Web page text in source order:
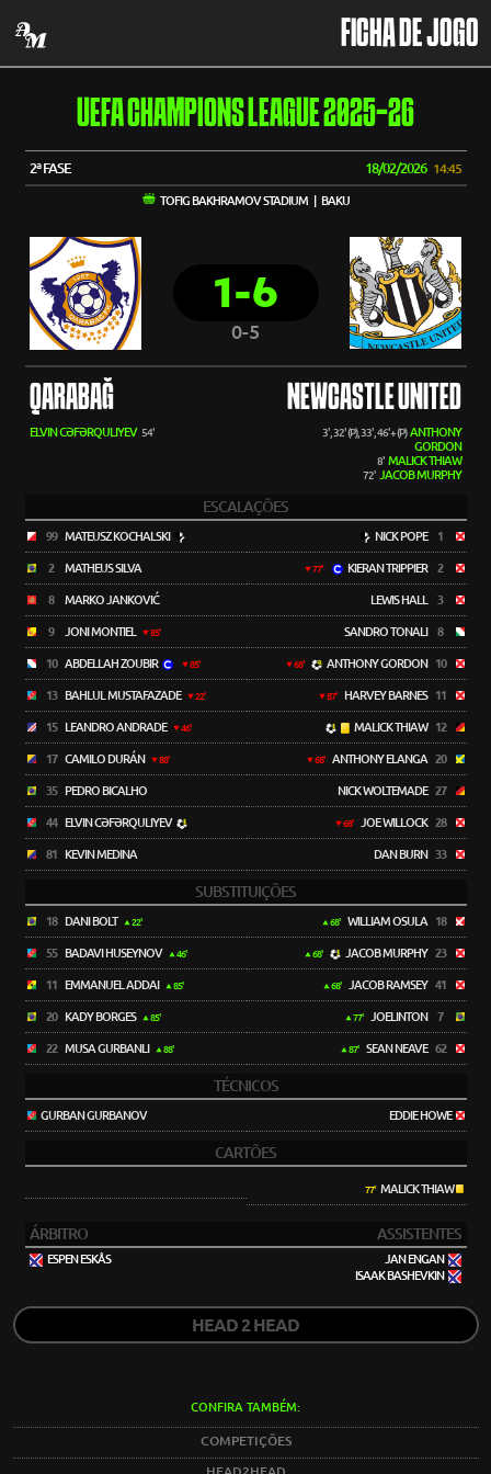
FICHA DE JOGO
UEFA CHAMPIONS LEAGUE 2025-26
2ª FASE 18/02/2026 14:45
TOFIG BAKHRAMOV STADIUM | BAKU
1-6
0-5
QARABAĞ NEWCASTLE UNITED
ELVIN CƏFƏRQULIYEV 54' 3', 32' (P), 33', 46'+ (P)ANTHONY
GORDON
8' MALICK THIAW
72' JACOB MURPHY
ESCALAÇÕES
99 MATEUSZ KOCHALSKI
2 MATHEUS SILVA
8 MARKO JANKOVIĆ
9 JONI MONTIEL 85'
10 ABDELLAH ZOUBIR 85'
13 BAHLUL MUSTAFAZADE 22'
15 LEANDRO ANDRADE 46'
17 CAMILO DURÁN 88'
35 PEDRO BICALHO
44 ELVIN CƏFƏRQULIYEV
81 KEVIN MEDINA
NICK POPE 1
77' KIERAN TRIPPIER 2
LEWIS HALL 3
SANDRO TONALI 8
68' ANTHONY GORDON 10
87' HARVEY BARNES 11
MALICK THIAW 12
68' ANTHONY ELANGA 20
NICK WOLTEMADE 27
68' JOE WILLOCK 28
DAN BURN 33
SUBSTITUIÇÕES
18 DANI BOLT 22'
55 BADAVI HUSEYNOV 46'
11 EMMANUEL ADDAI 85'
20 KADY BORGES 85'
22 MUSA GURBANLI 88'
68' WILLIAM OSULA 18
68' JACOB MURPHY 23
68' JACOB RAMSEY 41
77' JOELINTON 7
87' SEAN NEAVE 62
TÉCNICOS
GURBAN GURBANOV EDDIE HOWE
CARTÕES
77'MALICK THIAW
ÁRBITRO ASSISTENTES
ESPEN ESKÅS
JAN ENGAN
ISAAK BASHEVKIN
HEAD 2 HEAD
CONFIRA TAMBÉM:
COMPETIÇÕES